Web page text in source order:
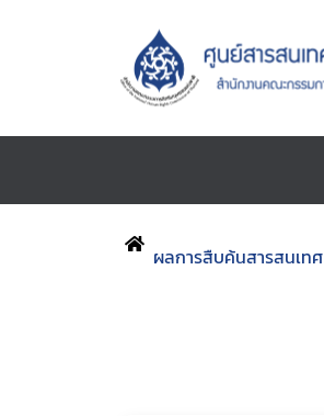
ผลการสืบค้นสารสนเทศ